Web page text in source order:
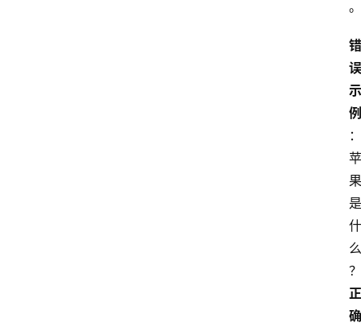
。
错
误
示
例
：
苹
果
是
什
么
？
正
确